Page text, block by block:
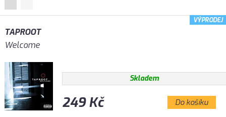
TAPROOT
Welcome
Skladem
249 Kč Do košíku
VÝPRODEJ